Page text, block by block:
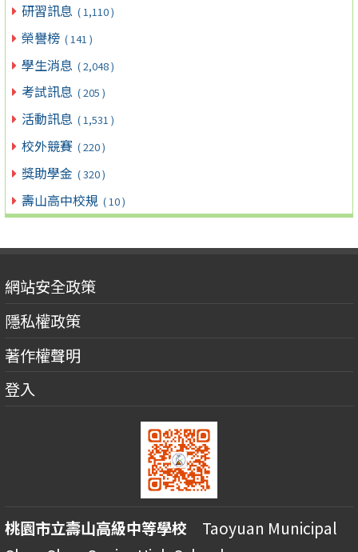
研習訊息 ( 1,110 )
榮譽榜 ( 141 )
學生消息 ( 2,048 )
考試訊息 ( 205 )
活動訊息 ( 1,531 )
校外競賽 ( 220 )
獎助學金 ( 320 )
壽山高中校規 ( 10 )
網站安全政策
隱私權政策
著作權聲明
登入
桃園市立壽山高級中等學校 Taoyuan Municipal